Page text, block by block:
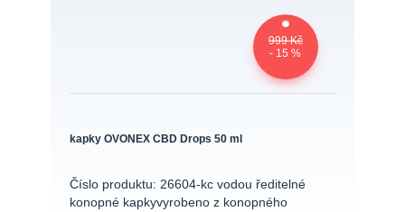
999 Kč
- 15 %
kapky OVONEX CBD Drops 50 ml
Číslo produktu: 26604-kc vodou ředitelné
konopné kapkyvyrobeno z konopného